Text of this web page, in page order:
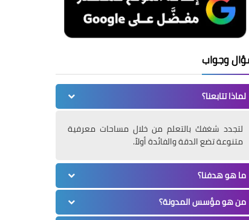
وجواب
لماذا تتابعنا؟
لتجدد شغفك بالتعلم من خلال مساحات معرفية
متنوعة تضع الدقة والفائدة أولاً.
ما هو هدفنا؟
من هو مؤسس المدونة؟